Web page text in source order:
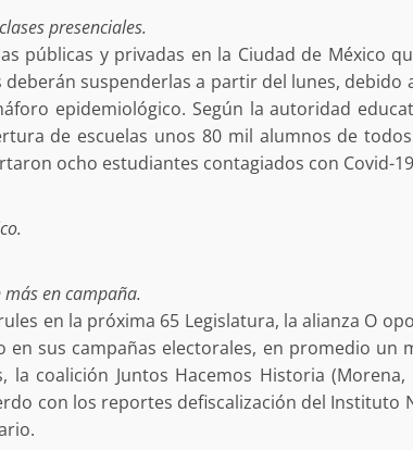
presenciales.
públicas y privadas en la Ciudad de México
deberán suspenderlas a partir del lunes,
epidemiológico. Según la autoridad
de escuelas unos 80 mil alumnos de
ocho estudiantes contagiados con Covid-
en campaña.
en la próxima 65 Legislatura, la alianza O
en sus campañas electorales, en promedio un
la coalición Juntos Hacemos Historia
con los reportes defiscalización del Instituto